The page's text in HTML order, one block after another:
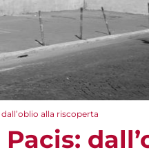
alla riscoperta
Pacis: